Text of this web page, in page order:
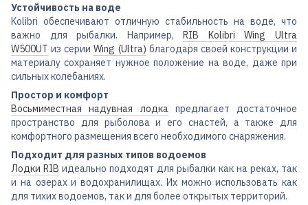
Устойчивость на воде
Kolibri обеспечивают отличную стабильность на воде, что
важно для рыбалки. Например,RIB Kolibri Wing Ultra
W500UT из серииWing (Ultra) благодаря своей конструкции и
материалу сохраняет нужное положение на воде, даже при
сильных колебаниях.
Простор и комфорт
Восьмиместная надувная лодкапредлагает достаточное
пространство для рыболова и его снастей, а также для
комфортного размещения всего необходимого снаряжения.
Подходит для разных типов водоемов
Лодки RIB идеально подходят для рыбалки как на реках, так
и на озерах и водохранилищах. Их можно использовать как
для тихих водоемов, так и для более открытых территорий.